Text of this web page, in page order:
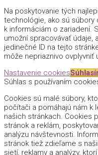
Na poskytovanie tých
technológie, ako sú súbory
k informáciám o zariadení.
umožní spracovávať údaje,
jedinečné ID na tejto
môže nepriaznivo ovplyvniť
Nastavenie cookies
Súhlas s používaním
Cookies sú malé súbory,
počítači a pomáhajú nám k
našich stránkach. Cookies
stránok a reklám,
analýzu návštevnosti.
stránok tiež zdieľame s
sietí, reklamy a analýzy,